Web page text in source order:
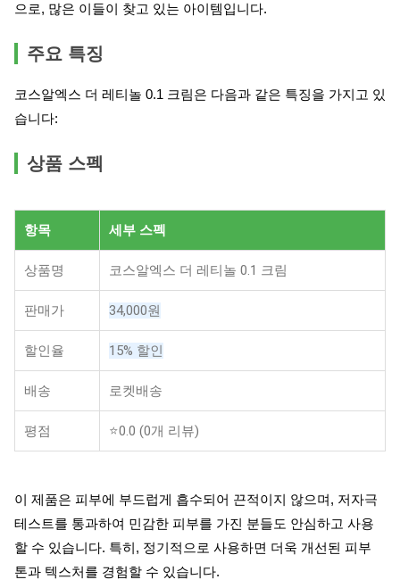
으로, 많은 이들이 찾고 있는 아이템입니다.
주요 특징
코스알엑스 더 레티놀 0.1 크림은 다음과 같은 특징을 가지고 있
습니다:
상품 스펙
항목 세부 스펙
상품명 코스알엑스 더 레티놀 0.1 크림
판매가 34,000원
할인율 15% 할인
배송 로켓배송
평점 ⭐0.0 (0개 리뷰)
이 제품은 피부에 부드럽게 흡수되어 끈적이지 않으며, 저자극
테스트를 통과하여 민감한 피부를 가진 분들도 안심하고 사용
할 수 있습니다. 특히, 정기적으로 사용하면 더욱 개선된 피부
톤과 텍스처를 경험할 수 있습니다.